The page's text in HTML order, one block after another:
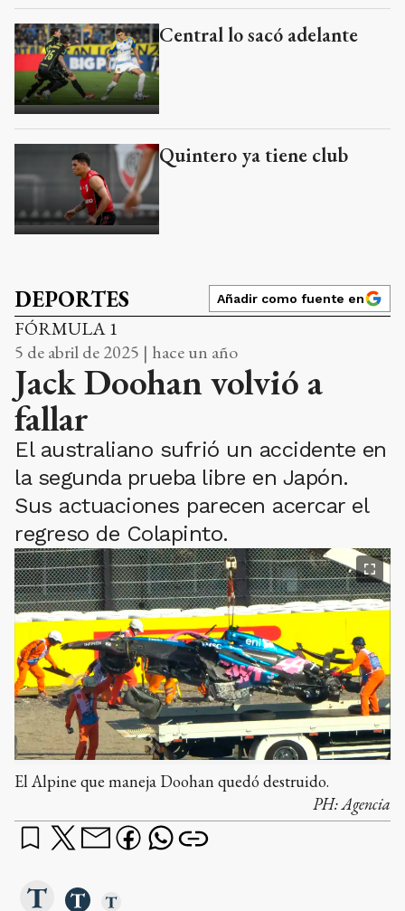
Central lo sacó adelante
Quintero ya tiene club
DEPORTES Añadir como fuente en
FÓRMULA 1
5 de abril de 2025 | hace un año
Jack Doohan volvió a
fallar
El australiano sufrió un accidente en
la segunda prueba libre en Japón.
Sus actuaciones parecen acercar el
regreso de Colapinto.
El Alpine que maneja Doohan quedó destruido.
PH:Agencia